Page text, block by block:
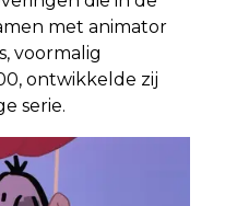
met animator
voormalig
ontwikkelde zij
serie.